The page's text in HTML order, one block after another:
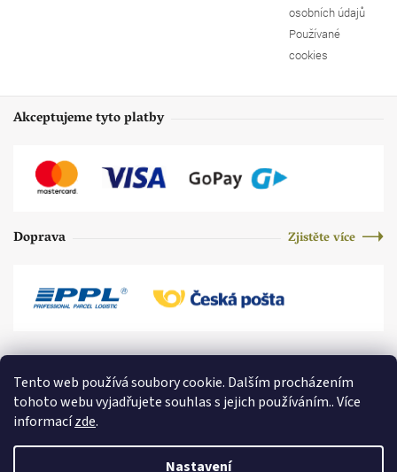
Tento web používá soubory cookie. Dalším procházením
tohoto webu vyjadřujete souhlas s jejich používáním.. Více
informacízde.
Nastavení
osobních údajů
Používané
cookies
Akceptujeme tyto platby
Doprava Zjistěte více